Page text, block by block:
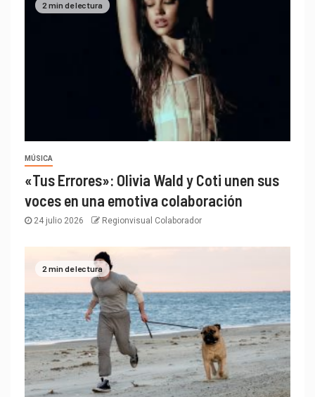
2 min de lectura
MÚSICA
«Tus Errores»: Olivia Wald y Coti unen sus
voces en una emotiva colaboración
24 julio 2026 Regionvisual Colaborador
2 min de lectura